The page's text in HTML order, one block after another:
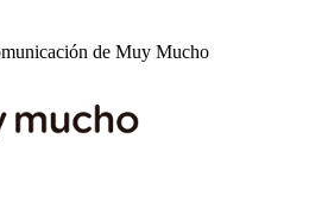
de Muy Mucho